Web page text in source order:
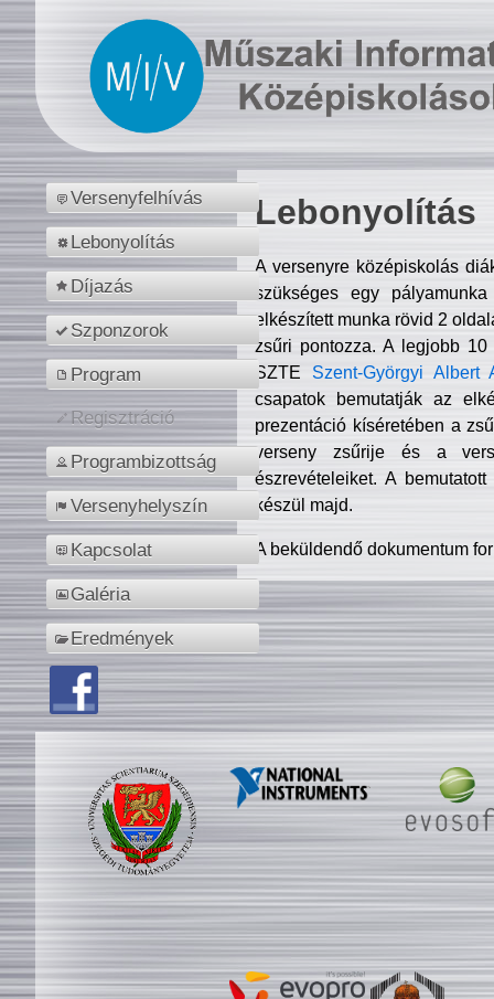
Versenyfelhívás
Lebonyolítás
Díjazás
Szponzorok
Program
Regisztráció
Programbizottság
Versenyhelyszín
Kapcsolat
Galéria
Eredmények
Lebonyolítás
A versenyre középiskolás
szükséges egy
elkészített munka rövid 2
zsűri pontozza. A legjobb
SZTE Szent-Györgyi Albert
csapatok bemutatják az
prezentáció kíséretében a
verseny zsűrije és a
észrevételeiket. A
készül majd.
A beküldendő dokumentum